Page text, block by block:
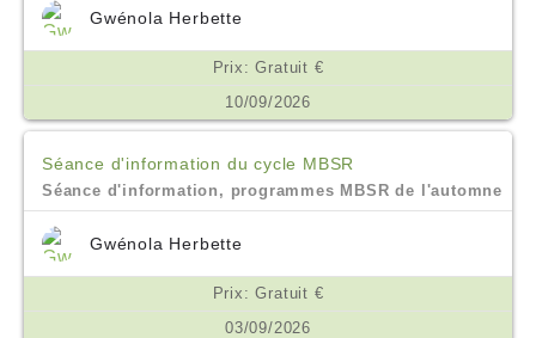
Gwénola Herbette
Prix: Gratuit €
10/09/2026
Séance d'information du cycle MBSR
Séance d'information, programmes MBSR de l'automne
Gwénola Herbette
Prix: Gratuit €
03/09/2026